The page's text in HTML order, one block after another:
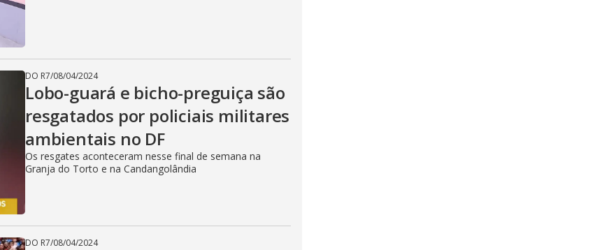
i
d
e
o
DO R7/08/04/2024
Lobo-guará e bicho-preguiça são
resgatados por policiais militares
ambientais no DF
Os resgates aconteceram nesse final de semana na
Granja do Torto e na Candangolândia
DO R7/08/04/2024